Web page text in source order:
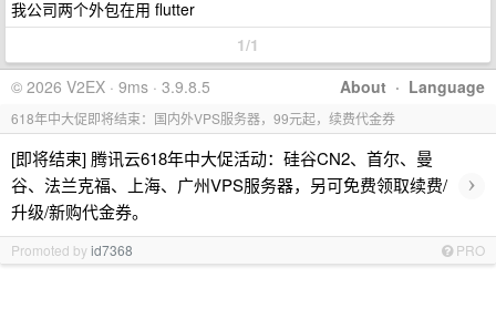
我公司两个外包在用 flutter
1/1
About · Language
© 2026 V2EX · 9ms · 3.9.8.5
618年中大促即将结束：国内外VPS服务器，99元起，续费代金券
[即将结束] 腾讯云618年中大促活动：硅谷CN2、首尔、曼
谷、法兰克福、上海、广州VPS服务器，另可免费领取续费/
升级/新购代金券。
›
Promoted byid7368 PRO